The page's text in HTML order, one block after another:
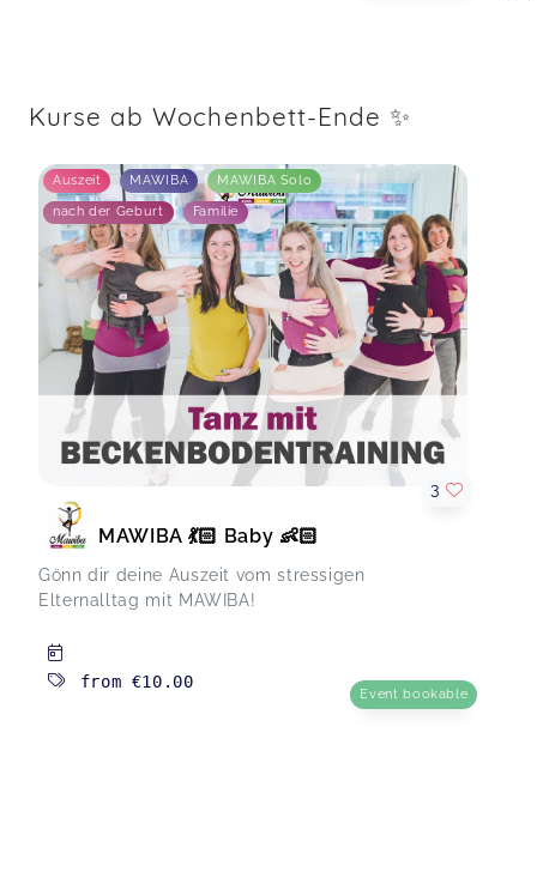
Kurse ab Wochenbett-Ende ✨
Auszeit MAWIBA MAWIBA Solo
nach der Geburt Familie
MAWIBA 💃🏻 Baby 👶🏻
Gönn dir deine Auszeit vom stressigen
Elternalltag mit MAWIBA!
3
from €10.00
Event bookable